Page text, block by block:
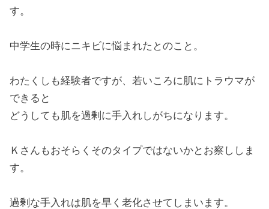
す。
中学生の時にニキビに悩まれたとのこと。
わたくしも経験者ですが、若いころに肌にトラウマが
できると
どうしても肌を過剰に手入れしがちになります。
Ｋさんもおそらくそのタイプではないかとお察ししま
す。
過剰な手入れは肌を早く老化させてしまいます。